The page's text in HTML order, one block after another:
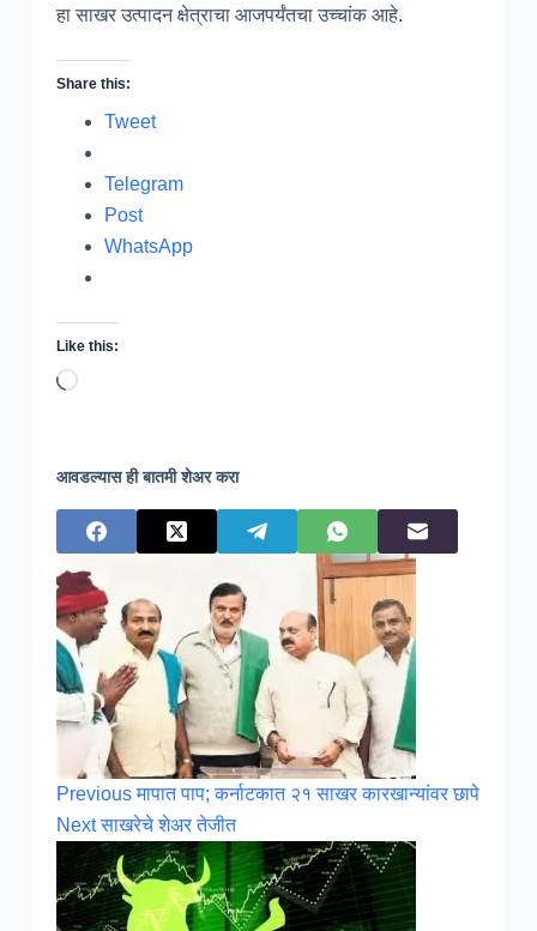
हा साखर उत्पादन क्षेत्राचा आजपर्यंतचा उच्चांक आहे.
Share this:
Tweet
Telegram
Post
WhatsApp
Like this:
Loading…
आवडल्यास ही बातमी शेअर करा
Previousमापात पाप; कर्नाटकात २१ साखर कारखान्यांवर छापे
Nextसाखरेचे शेअर तेजीत